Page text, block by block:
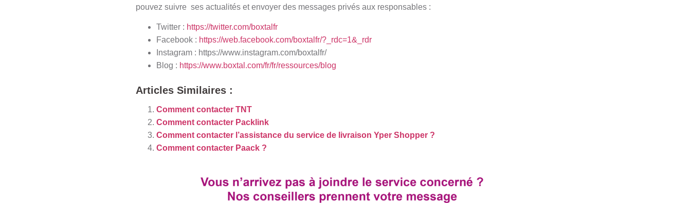
pouvez suivre ses actualités et envoyer des messages privés aux responsables :
Twitter : https://twitter.com/boxtalfr
Facebook : https://web.facebook.com/boxtalfr/?_rdc=1&_rdr
Instagram : https://www.instagram.com/boxtalfr/
Blog : https://www.boxtal.com/fr/fr/ressources/blog
Articles Similaires :
Comment contacter TNT
Comment contacter Packlink
Comment contacter l’assistance du service de livraison Yper Shopper ?
Comment contacter Paack ?